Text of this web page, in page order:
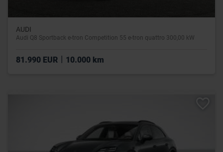
AUDI
Audi Q8 Sportback e-tron Competition 55 e-tron quattro 300,00 kW
81.990 EUR | 10.000 km